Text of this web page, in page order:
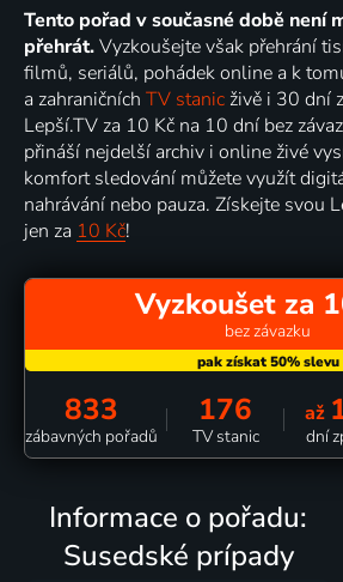
Tento pořad v současné době není
přehrát.Vyzkoušejte však přehrání
filmů, seriálů, pohádek online a k
a zahraničních TV stanic živě i 30 dní
Lepší.TV za 10 Kč na 10 dní bez
přináší nejdelší archiv i online živé
komfort sledování můžete využít
nahrávání nebo pauza. Získejte svou
jen za 10 Kč!
Vyzkoušet za
bez závazku
833
zábavných pořadů
176
TV stanic
až
dní
Informace o pořadu:
Susedské prípady